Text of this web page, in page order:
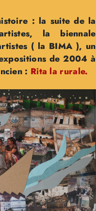
: la suite de la
la biennale
( la BIMA ), un
de 2004 à
: Rita la rurale.